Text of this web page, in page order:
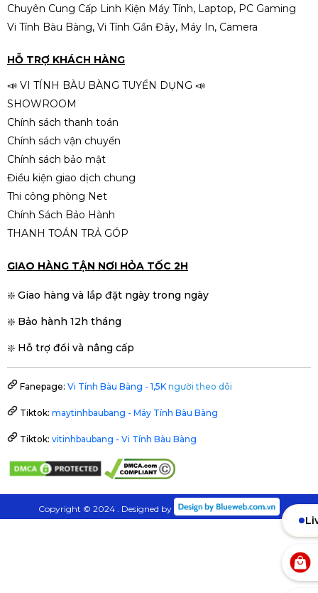
Chuyên Cung Cấp Linh Kiện Máy Tính, Laptop, PC Gaming
Vi Tính Bàu Bàng, Vi Tính Gần Đây, Máy In, Camera
HỖ TRỢ KHÁCH HÀNG
📣 VI TÍNH BÀU BÀNG TUYỂN DỤNG 📣
SHOWROOM
Chính sách thanh toán
Chính sách vận chuyển
Chính sách bảo mật
Điều kiện giao dịch chung
Thi công phòng Net
Chính Sách Bảo Hành
THANH TOÁN TRẢ GÓP
GIAO HÀNG TẬN NƠI HỎA TỐC 2H
❇️ Giao hàng và lắp đặt ngày trong ngày
❇️ Bảo hành 12h tháng
❇️ Hỗ trợ đổi và nâng cấp
Fanepage: Vi Tính Bàu Bàng - 1,5K người theo dõi
Tiktok: maytinhbaubang - Máy Tính Bàu Bàng
Tiktok: vitinhbaubang - Vi Tính Bàu Bàng
Copyright © 2024 . Designed by